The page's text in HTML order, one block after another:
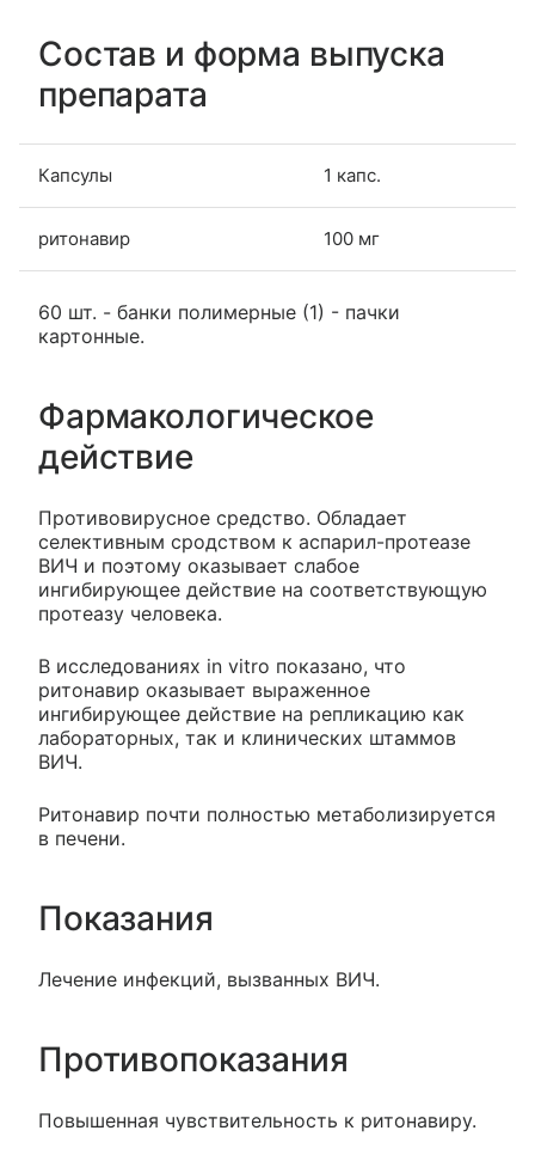
Состав и форма выпуска
препарата
Капсулы 1 капс.
ритонавир 100 мг
60 шт. - банки полимерные (1) - пачки
картонные.
Фармакологическое
действие
Противовирусное средство. Обладает
селективным сродством к аспарил-протеазе
ВИЧ и поэтому оказывает слабое
ингибирующее действие на соответствующую
протеазу человека.
В исследованиях in vitro показано, что
ритонавир оказывает выраженное
ингибирующее действие на репликацию как
лабораторных, так и клинических штаммов
ВИЧ.
Ритонавир почти полностью метаболизируется
в печени.
Показания
Лечение инфекций, вызванных ВИЧ.
Противопоказания
Повышенная чувствительность к ритонавиру.